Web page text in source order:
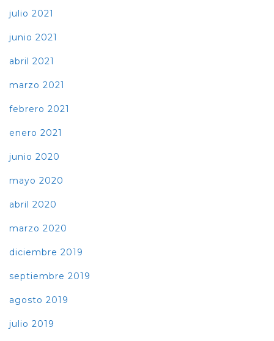
julio 2021
junio 2021
abril 2021
marzo 2021
febrero 2021
enero 2021
junio 2020
mayo 2020
abril 2020
marzo 2020
diciembre 2019
septiembre 2019
agosto 2019
julio 2019